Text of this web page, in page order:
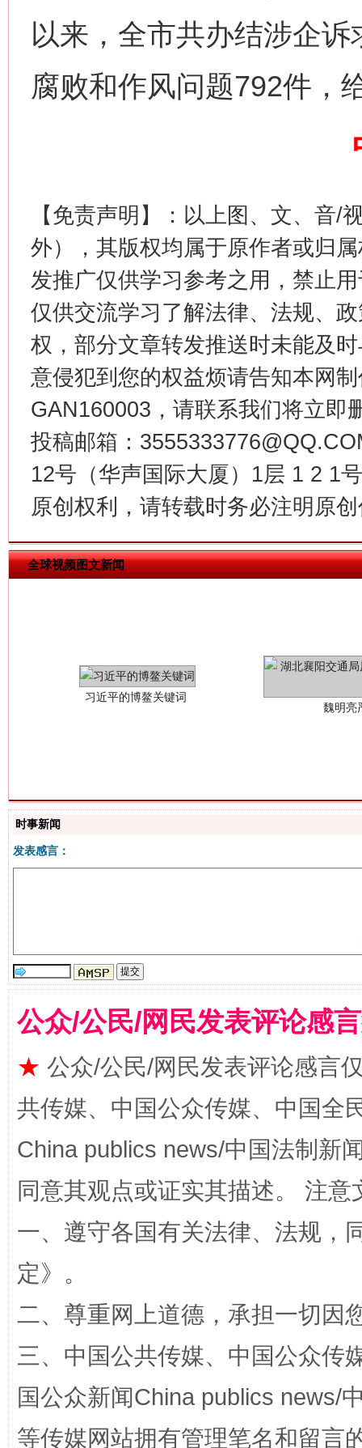
以来，全市共办结涉企
腐败和作风问题792件，
【免责声明】：以上图、文、音/
外），其版权均属于原作者或归
发推广仅供学习参考之用，禁止
仅供交流学习了解法律、法规、
权，部分文章转发推送时未能及
意侵犯到您的权益烦请告知本网
GAN160003，请联系我们将立即
投稿邮箱：
12号（华声国际大厦）1层 1 2 1
原创权利，请转载时务必注明原
全球视频图文新闻
在谋一域中谋全局
今
生
揭批美国五大"原罪" "炒
时事新闻
发表感言：
公众/公民/网民发表评论感
★ 公众/公民/网民发表评论感言
共传媒、中国公众传媒、中国全
China publics news/中国法制新
同意其观点或证实其描述。 注
一、遵守各国有关法律、法规，
定》。
二、尊重网上道德，承担一切因
三、中国公共传媒、中国公众传
国公众新闻China publics news/
等传媒网站拥有管理笔名和留言